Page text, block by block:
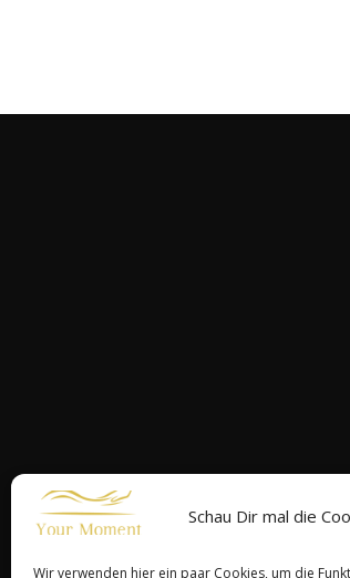
Schau Dir mal die
Wir verwenden hier ein paar Cookies, um die